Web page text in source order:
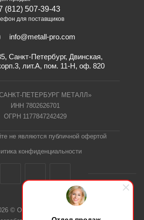
(812) 507-39-43
для поставщиков
info@metall-pro.com
Санкт-Петербург, Двинская,
лит.А, пом. 11-Н, оф. 820
ПЕТЕРБУРГ МЕТАЛЛ»
ИНН 7802626701
ОГРН 1177847242429
не являются публичной офертой
конфиденциальности
© ООО "СПб Металл"